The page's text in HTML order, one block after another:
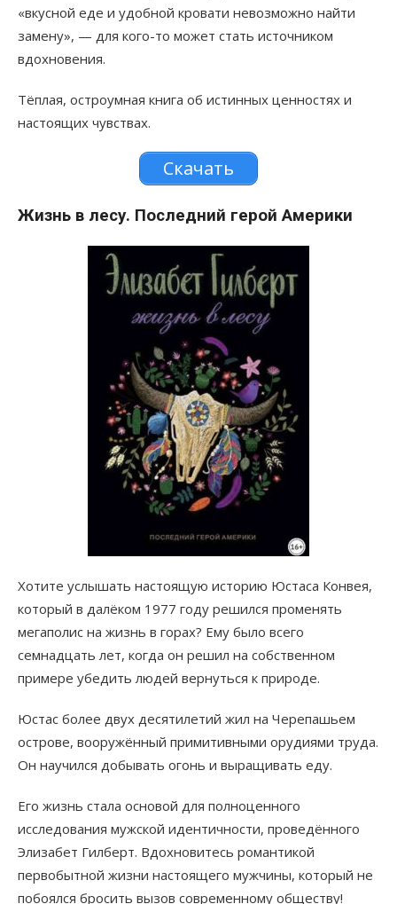
«вкусной еде и удобной кровати невозможно найти
замену», — для кого-то может стать источником
вдохновения.
Тёплая, остроумная книга об истинных ценностях и
настоящих чувствах.
Скачать
Жизнь в лесу. Последний герой Америки
Хотите услышать настоящую историю Юстаса Конвея,
который в далёком 1977 году решился променять
мегаполис на жизнь в горах? Ему было всего
семнадцать лет, когда он решил на собственном
примере убедить людей вернуться к природе.
Юстас более двух десятилетий жил на Черепашьем
острове, вооружённый примитивными орудиями труда.
Он научился добывать огонь и выращивать еду.
Его жизнь стала основой для полноценного
исследования мужской идентичности, проведённого
Элизабет Гилберт. Вдохновитесь романтикой
первобытной жизни настоящего мужчины, который не
побоялся бросить вызов современному обществу!